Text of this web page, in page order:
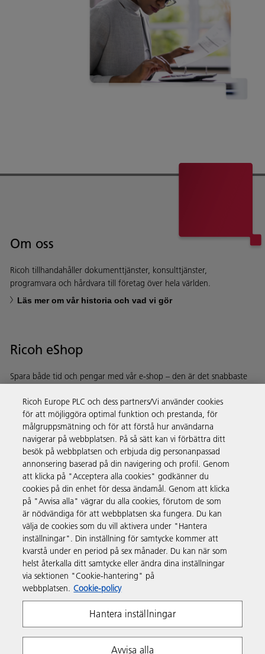
Om oss
Ricoh tillhandahåller dokumenttjänster, konsulttjänster,
programvara och hårdvara till företag över hela världen.
Läs mer om vår historia och vad vi gör
Ricoh eShop
Spara både tid och pengar med vår e-shop – den är det snabbaste
konto.
Upptäck mer
Företagslösningar
Produkter och tjänster
Support och kontakt
Resurser
Följ oss
Ricoh Europe PLC och dess partners/Vi använder cookies
för att möjliggöra optimal funktion och prestanda, för
målgruppsmätning och för att förstå hur användarna
navigerar på webbplatsen. På så sätt kan vi förbättra ditt
besök på webbplatsen och erbjuda dig personanpassad
annonsering baserad på din navigering och profil. Genom
att klicka på "Acceptera alla cookies" godkänner du
cookies på din enhet för dessa ändamål. Genom att klicka
på "Avvisa alla" vägrar du alla cookies, förutom de som
är nödvändiga för att webbplatsen ska fungera. Du kan
välja de cookies som du vill aktivera under "Hantera
inställningar". Din inställning för samtycke kommer att
kvarstå under en period på sex månader. Du kan när som
helst återkalla ditt samtycke eller ändra dina inställningar
via sektionen "Cookie-hantering" på
webbplatsen. Cookie-policy
Hantera inställningar
Avvisa alla